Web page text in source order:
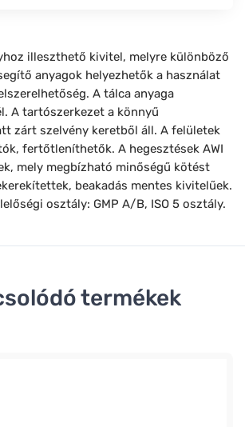
illeszthető kivitel, melyre különböző
anyagok helyezhetők a használat
A tálca anyaga
A tartószerkezet a könnyű
zárt szelvény keretből áll. A felületek
fertőtleníthetők. A hegesztések AWI
mely megbízható minőségű kötést
beakadás mentes kivitelűek.
osztály: GMP A/B, ISO 5 osztály.
termékek